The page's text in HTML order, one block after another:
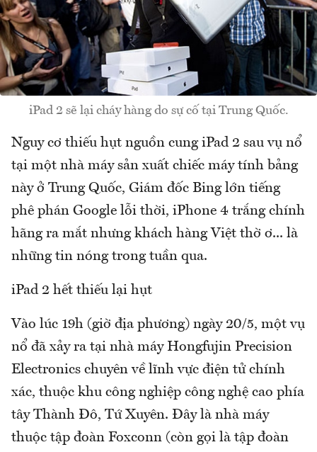
iPad 2 sẽ lại cháy hàng do sự cố tại Trung Quốc.
Nguy cơ thiếu hụt nguồn cung iPad 2 sau vụ nổ
tại một nhà máy sản xuất chiếc máy tính bảng
này ở Trung Quốc, Giám đốc Bing lớn tiếng
phê phán Google lỗi thời, iPhone 4 trắng chính
hãng ra mắt nhưng khách hàng Việt thờ ơ... là
những tin nóng trong tuần qua.
iPad 2 hết thiếu lại hụt
Vào lúc 19h (giờ địa phương) ngày 20/5, một vụ
nổ đã xảy ra tại nhà máy Hongfujin Precision
Electronics chuyên về lĩnh vực điện tử chính
xác, thuộc khu công nghiệp công nghệ cao phía
tây Thành Đô, Tứ Xuyên. Đây là nhà máy
thuộc tập đoàn Foxconn (còn gọi là tập đoàn